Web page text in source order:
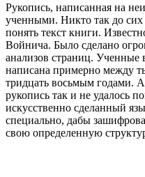
Рукопись, написанная на
ученными. Никто так до
понять текст книги.
Войнича. Было сделано
анализов страниц. Ученные
написана примерно между
тридцать восьмым годами.
рукопись так и не удалось
искусственно сделанный
специально, дабы
свою определенную